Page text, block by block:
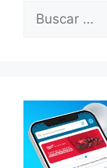
Buscar: